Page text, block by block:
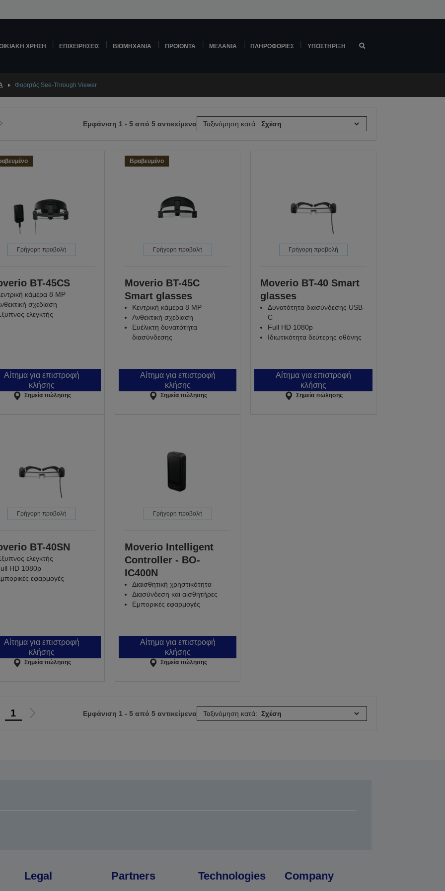
ΧΡΉΣΗ ΕΠΙΧΕΙΡΉΣΕΙΣ ΒΙΟΜΗΧΑΝΊΑ ΠΡΟΪΌΝΤΑ ΜΕΛΆΝΙΑ ΠΛΗΡΟΦΟΡΊΕΣ ΥΠΟΣΤΉΡΙΞΗ
Φορητός See-Through Viewer
Εμφάνιση 1 - 5 από 5 αντικείμενα Ταξινόμηση κατά:
Γρήγορη προβολή
BT-45CS
κάμερα 8 MP
σχεδίαση
ελεγκτής
Αίτημα για επιστροφή
κλήσης
Σημεία πώλησης
Βραβευμένο
Γρήγορη προβολή
Moverio BT-45C
Smart glasses
Κεντρική κάμερα 8 MP
Ανθεκτική σχεδίαση
Ευέλικτη δυνατότητα
διασύνδεσης
Αίτημα για επιστροφή
κλήσης
Σημεία πώλησης
Γρήγορη προβολή
Moverio BT-40 Smart
glasses
Δυνατότητα διασύνδεσης USB-
C
Full HD 1080p
Ιδιωτικότητα δεύτερης οθόνης
Αίτημα για επιστροφή
κλήσης
Σημεία πώλησης
Γρήγορη προβολή
BT-40SN
ελεγκτής
HD 1080p
εφαρμογές
Αίτημα για επιστροφή
κλήσης
Σημεία πώλησης
Γρήγορη προβολή
Moverio Intelligent
Controller - BO-
IC400N
Διαισθητική χρηστικότητα
Διασύνδεση και αισθητήρες
Εμπορικές εφαρμογές
Αίτημα για επιστροφή
κλήσης
Σημεία πώλησης
1
Μετάβαση
Εμφάνιση 1 - 5 από 5 αντικείμενα Ταξινόμηση κατά:
Legal Partners Technologies Company